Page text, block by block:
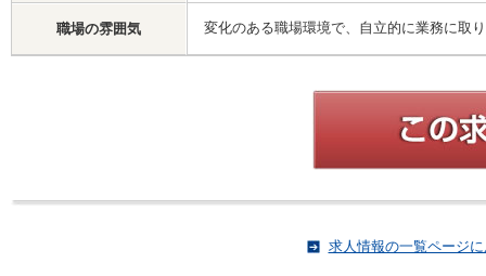
職場の雰囲気 変化のある職場環境で、自立的に業務に取
求人情報の一覧ページ